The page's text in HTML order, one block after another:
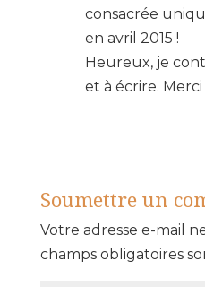
consacrée
en avril 2015 !
Heureux, je
et à écrire.
Soumettre un
Votre adresse e-mail
champs obligatoires